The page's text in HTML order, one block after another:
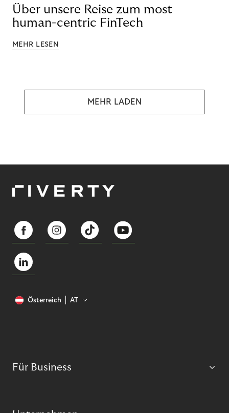
Über unsere Reise zum most
human-centric FinTech
MEHR LESEN
MEHR LADEN
Österreich AT
Für Business